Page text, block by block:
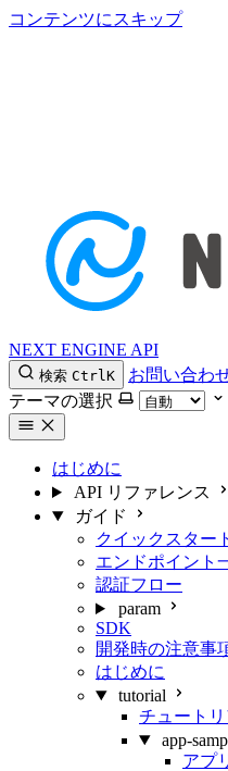
コンテンツにスキップ
NEXT ENGINE API
検索 CtrlK
お問い合わ
テーマの選択
はじめに
API リファレンス
ガイド
クイックスター
エンドポイント
認証フロー
param
SDK
開発時の注意事
はじめに
tutorial
チュート
app-
アプ